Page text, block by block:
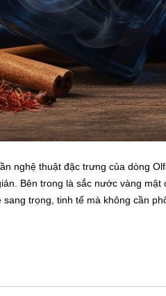
nghệ thuật đặc trưng của dòng
Bên trong là sắc nước vàng
trọng, tinh tế mà không cần